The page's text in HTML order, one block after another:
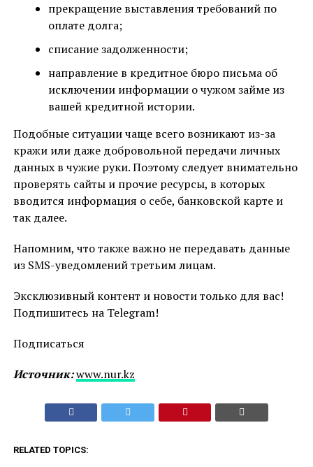
прекращение выставления требований по
оплате долга;
списание задолженности;
направление в кредитное бюро письма об
исключении информации о чужом займе из
вашей кредитной истории.
Подобные ситуации чаще всего возникают из-за
кражи или даже добровольной передачи личных
данных в чужие руки. Поэтому следует внимательно
проверять сайты и прочие ресурсы, в которых
вводится информация о себе, банковской карте и
так далее.
Напомним, что также важно не передавать данные
из SMS-уведомлений третьим лицам.
Эксклюзивный контент и новости только для вас!
Подпишитесь на Telegram!
Подписаться
Источник:www.nur.kz
RELATED TOPICS: